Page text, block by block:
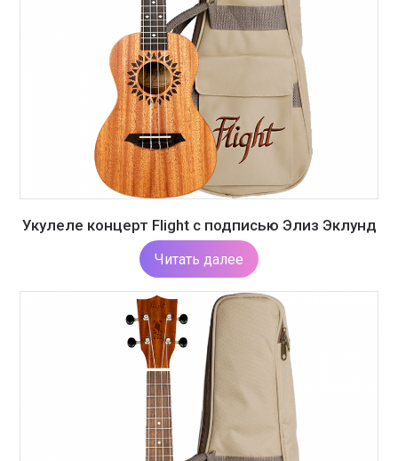
Укулеле концерт Flight с подписью Элиз Эклунд
Читать далее